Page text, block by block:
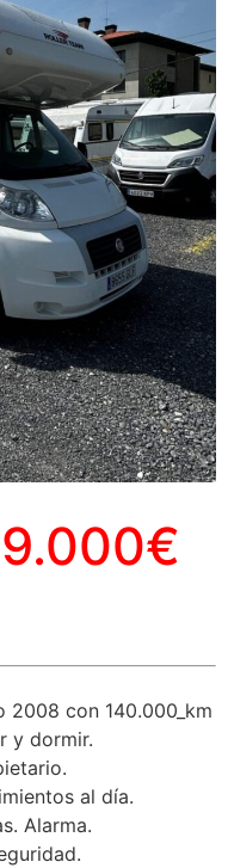
2008 con 140.000_km
y dormir.
al día.
Alarma.